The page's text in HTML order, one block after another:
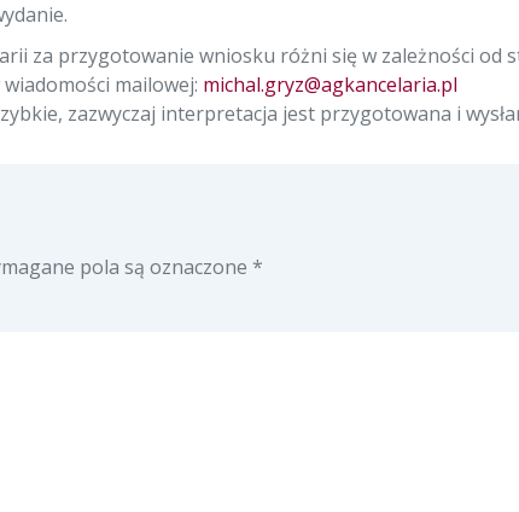
za przygotowanie wniosku różni się w zależności od
mailowej: michal.gryz@agkancelaria.pl
zazwyczaj interpretacja jest przygotowana i
pola są oznaczone *